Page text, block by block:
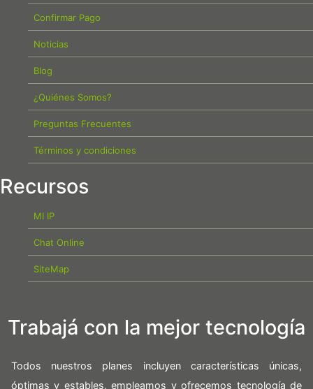
Confirmar Pago
Noticias
Blog
¿Quiénes Somos?
Preguntas Frecuentes
Términos y condiciones
Recursos
MI IP
Chat Online
SiteMap
Trabajá con la mejor tecnología
Todos nuestros planes incluyen características únicas,
óptimas y estables, empleamos y ofrecemos tecnología de